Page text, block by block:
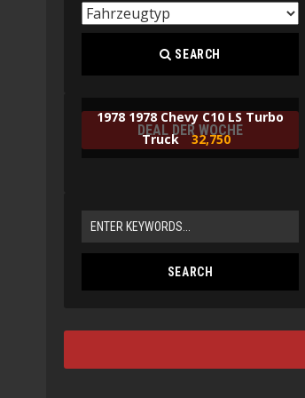
SEARCH
DEAL DER WOCHE
1978 1978 Chevy C10 LS Turbo
Truck 32,750